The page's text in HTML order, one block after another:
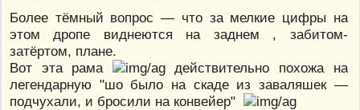
Более тёмный вопрос — что за мелкие цифры на
этом дропе виднеются на заднем , забитом-
затёртом, плане.
Вот эта рама
действительно похожа на
легендарную "шо было на скаде из заваляшек —
подчухали, и бросили на конвейер"